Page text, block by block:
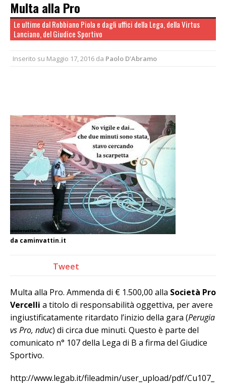
Multa alla Pro
Le ultime dal Robbiano Piola e dagli uffici della Lega, della Virtus
Lanciano, del Giudice Sportivo
Inserito su Maggio 17, 2016 da Paolo D'Abramo
da caminvattin.it
Tweet
Multa alla Pro. Ammenda di € 1.500,00 alla Società Pro
Vercelli a titolo di responsabilità oggettiva, per avere
ingiustificatamente ritardato l’inizio della gara (Perugia
vs Pro, nduc) di circa due minuti. Questo è parte del
comunicato n° 107 della Lega di B a firma del Giudice
Sportivo.
http://www.legab.it/fileadmin/user_upload/pdf/Cu107_